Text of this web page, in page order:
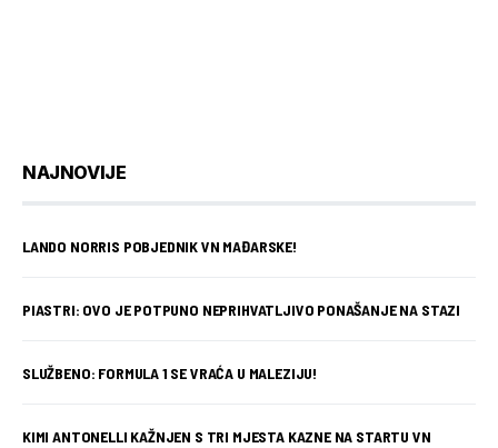
NAJNOVIJE
LANDO NORRIS POBJEDNIK VN MAĐARSKE!
PIASTRI: OVO JE POTPUNO NEPRIHVATLJIVO PONAŠANJE NA STAZI
SLUŽBENO: FORMULA 1 SE VRAĆA U MALEZIJU!
KIMI ANTONELLI KAŽNJEN S TRI MJESTA KAZNE NA STARTU VN